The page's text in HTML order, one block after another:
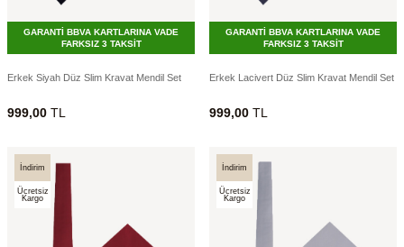
GARANTİ BBVA KARTLARINA VADE
FARKSIZ 3 TAKSİT
Erkek Siyah Düz Slim Kravat Mendil Set
999,00 TL
GARANTİ BBVA KARTLARINA VADE
FARKSIZ 3 TAKSİT
Erkek Lacivert Düz Slim Kravat Mendil Set
999,00 TL
İndirim
Ücretsiz
Kargo
İndirim
Ücretsiz
Kargo